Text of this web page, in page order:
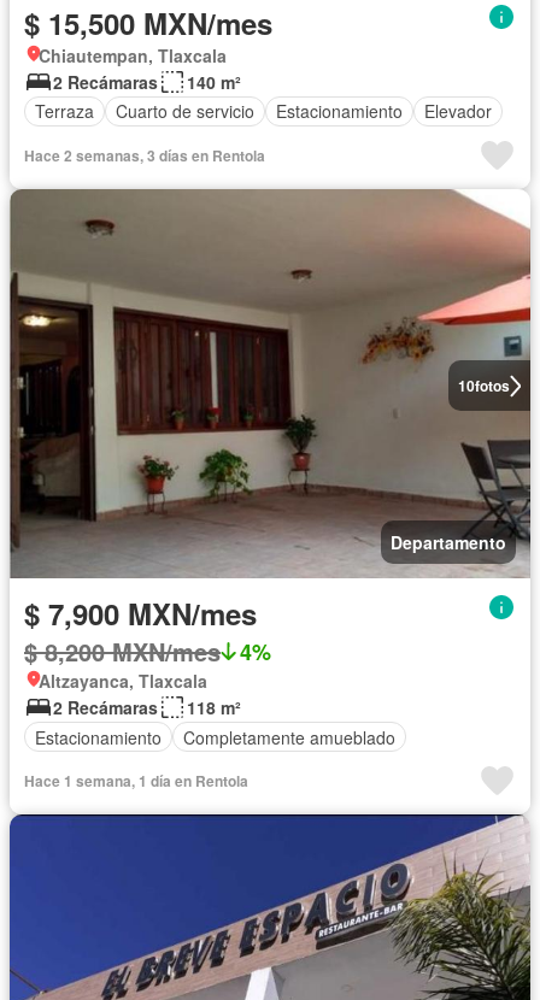
$ 15,500 MXN/mes
Chiautempan, Tlaxcala
2 Recámaras
140 m²
Terraza
Cuarto de servicio Estacionamiento Elevador
Hace 2 semanas, 3 días en Rentola
10fotos
Departamento
$ 7,900 MXN/mes
$ 8,200 MXN/mes 4%
Altzayanca, Tlaxcala
2 Recámaras
118 m²
Estacionamiento
Completamente amueblado
Hace 1 semana, 1 día en Rentola